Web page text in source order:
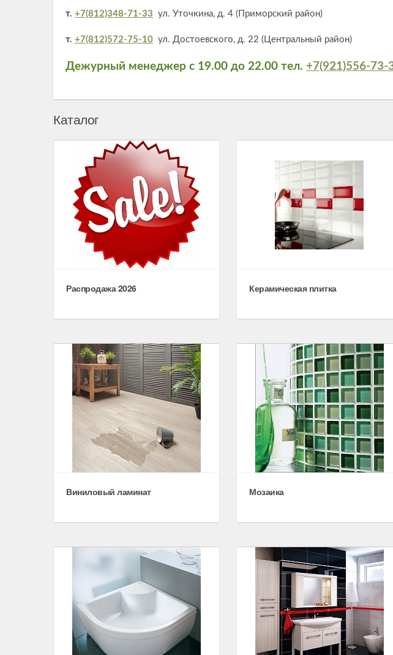
т. +7(812)348-71-33 ул. Уточкина, д. 4 (Приморский район)
т. +7(812)572-75-10 ул. Достоевского, д. 22 (Центральный район)
Дежурный менеджер с 19.00 до 22.00 тел. +7(921)556-73-
Каталог
Распродажа 2026 Керамическая плитка
Виниловый ламинат Мозаика